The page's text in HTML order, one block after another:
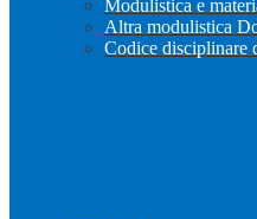
Modulistica e
Altra modulistica
Codice disciplinare